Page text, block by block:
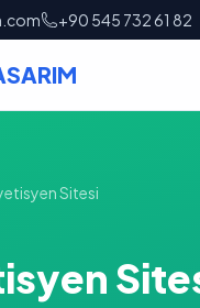
+90 545 732 61 82
Sitesi